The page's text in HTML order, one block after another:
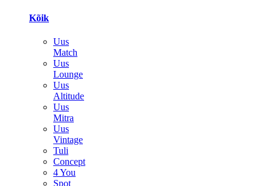
Kõik
Uus
Match
Uus
Lounge
Uus
Altitude
Uus
Mitra
Uus
Vintage
Tuli
Concept
4 You
Spot